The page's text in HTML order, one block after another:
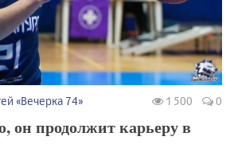
«Вечерка 74» 1 500 0
он продолжит карьеру в